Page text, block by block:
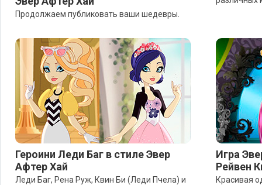
Продолжаем публиковать ваши шедевры.
Героини Леди Баг в стиле Эвер
Афтер Хай
Леди Баг, Рена Руж, Квин Би (Леди Пчела) и
Игра
Рейвен
Красивая